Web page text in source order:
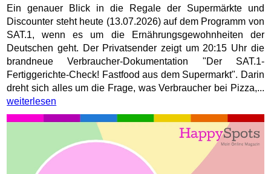
Ein genauer Blick in die Regale der Supermärkte und
Discounter steht heute (13.07.2026) auf dem Programm von
SAT.1, wenn es um die Ernährungsgewohnheiten der
Deutschen geht. Der Privatsender zeigt um 20:15 Uhr die
brandneue Verbraucher-Dokumentation "Der SAT.1-
Fertiggerichte-Check! Fastfood aus dem Supermarkt". Darin
dreht sich alles um die Frage, was Verbraucher bei Pizza,...
weiterlesen